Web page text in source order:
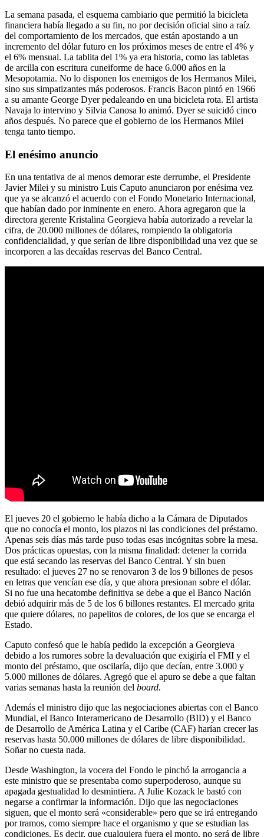
La semana pasada, el esquema cambiario que permitió la bicicleta
financiera había llegado a su fin, no por decisión oficial sino a raíz
del comportamiento de los mercados, que están apostando a un
incremento del dólar futuro en los próximos meses de entre el 4% y
el 6% mensual. La tablita del 1% ya era historia, como las tabletas
de arcilla con escritura cuneiforme de hace 6.000 años en la
Mesopotamia. No lo disponen los enemigos de los Hermanos Milei,
sino sus simpatizantes más poderosos. Francis Bacon pintó en 1966
a su amante George Dyer pedaleando en una bicicleta rota. El artista
Navaja lo intervino y Silvia Canosa lo animó. Dyer se suicidó cinco
años después. No parece que el gobierno de los Hermanos Milei
tenga tanto tiempo.
El enésimo anuncio
En una tentativa de al menos demorar este derrumbe, el Presidente
Javier Milei y su ministro Luis Caputo anunciaron por enésima vez
que ya se alcanzó el acuerdo con el Fondo Monetario Internacional,
que habían dado por inminente en enero. Ahora agregaron que la
directora gerente Kristalina Georgieva había autorizado a revelar la
cifra, de 20.000 millones de dólares, rompiendo la obligatoria
confidencialidad, y que serían de libre disponibilidad una vez que se
incorporen a las decaídas reservas del Banco Central.
El jueves 20 el gobierno le había dicho a la Cámara de Diputados
que no conocía el monto, los plazos ni las condiciones del préstamo.
Apenas seis días más tarde puso todas esas incógnitas sobre la mesa.
Dos prácticas opuestas, con la misma finalidad: detener la corrida
que está secando las reservas del Banco Central. Y sin buen
resultado: el jueves 27 no se renovaron 3 de los 9 billones de pesos
en letras que vencían ese día, y que ahora presionan sobre el dólar.
Si no fue una hecatombe definitiva se debe a que el Banco Nación
debió adquirir más de 5 de los 6 billones restantes. El mercado grita
que quiere dólares, no papelitos de colores, de los que se encarga el
Estado.
Caputo confesó que le había pedido la excepción a Georgieva
debido a los rumores sobre la devaluación que exigiría el FMI y el
monto del préstamo, que oscilaría, dijo que decían, entre 3.000 y
5.000 millones de dólares. Agregó que el apuro se debe a que faltan
varias semanas hasta la reunión del board.
Además el ministro dijo que las negociaciones abiertas con el Banco
Mundial, el Banco Interamericano de Desarrollo (BID) y el Banco
de Desarrollo de América Latina y el Caribe (CAF) harían crecer las
reservas hasta 50.000 millones de dólares de libre disponibilidad.
Soñar no cuesta nada.
Desde Washington, la vocera del Fondo le pinchó la arrogancia a
este ministro que se presentaba como superpoderoso, aunque su
apagada gestualidad lo desmintiera. A Julie Kozack le bastó con
negarse a confirmar la información. Dijo que las negociaciones
siguen, que el monto será «considerable» pero que se irá entregando
por tramos, como siempre hace el organismo y que se estudian las
condiciones. Es decir, que cualquiera fuera el monto, no será de libre